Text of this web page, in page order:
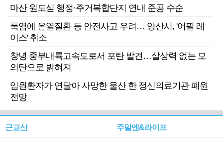
마산 원도심 행정·주거복합단지 연내 준공 수순
폭염에 온열질환 등 안전사고 우려… 양산시, '어필 레
이스' 취소
창녕 중부내륙고속도로서 포탄 발견…살상력 없는 모
의탄으로 밝혀져
입원환자가 연달아 사망한 울산 한 정신의료기관 폐원
전망
근교산 주말엔&라이프